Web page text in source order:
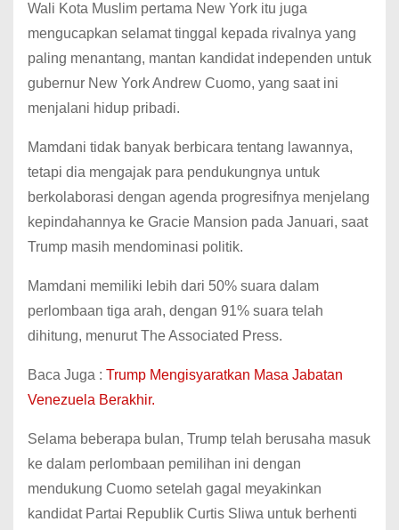
Wali Kota Muslim pertama New York itu juga
mengucapkan selamat tinggal kepada rivalnya yang
paling menantang, mantan kandidat independen untuk
gubernur New York Andrew Cuomo, yang saat ini
menjalani hidup pribadi.
Mamdani tidak banyak berbicara tentang lawannya,
tetapi dia mengajak para pendukungnya untuk
berkolaborasi dengan agenda progresifnya menjelang
kepindahannya ke Gracie Mansion pada Januari, saat
Trump masih mendominasi politik.
Mamdani memiliki lebih dari 50% suara dalam
perlombaan tiga arah, dengan 91% suara telah
dihitung, menurut The Associated Press.
Baca Juga : Trump Mengisyaratkan Masa Jabatan
Venezuela Berakhir.
Selama beberapa bulan, Trump telah berusaha masuk
ke dalam perlombaan pemilihan ini dengan
mendukung Cuomo setelah gagal meyakinkan
kandidat Partai Republik Curtis Sliwa untuk berhenti